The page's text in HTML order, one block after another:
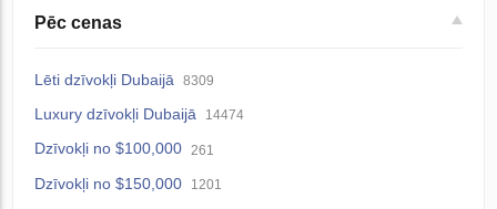
Pēc cenas
Lēti dzīvokļi Dubaijā 8309
Luxury dzīvokļi Dubaijā 14474
Dzīvokļi no $100,000 261
Dzīvokļi no $150,000 1201